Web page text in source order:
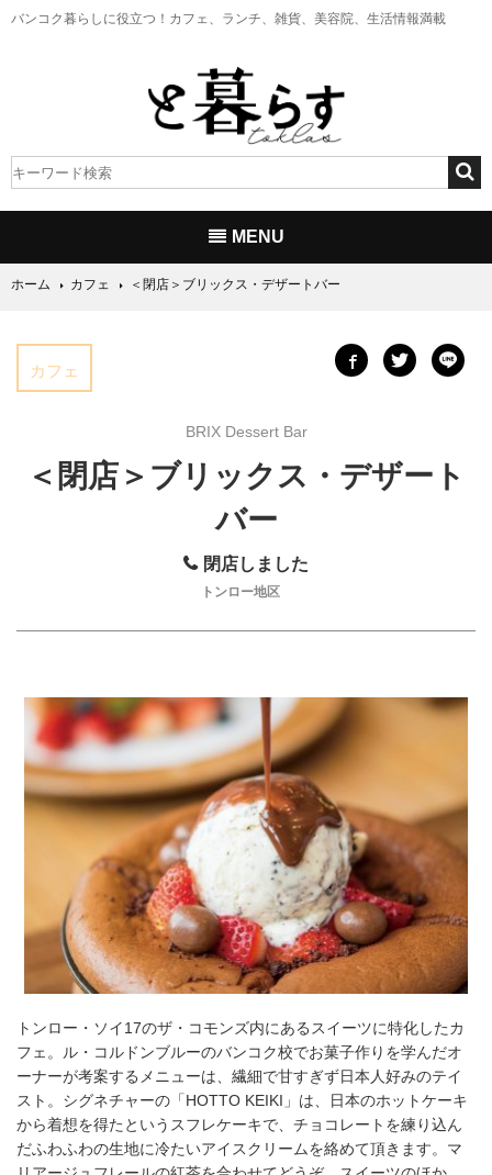
バンコク暮らしに役立つ！ カフェ、ランチ、雑貨、美容院、生活情報満載
MENU
ホーム カフェ ＜閉店＞ブリックス・デザートバー
カフェ
BRIX Dessert Bar
＜閉店＞ブリックス・デザート
バー
閉店しました
トンロー地区
トンロー・ソイ17のザ・コモンズ内にあるスイーツに特化したカ
フェ。ル・コルドンブルーのバンコク校でお菓子作りを学んだオ
ーナーが考案するメニューは、繊細で甘すぎず日本人好みのテイ
スト。シグネチャーの「HOTTO KEIKI」は、日本のホットケーキ
から着想を得たというスフレケーキで、チョコレートを練り込ん
だふわふわの生地に冷たいアイスクリームを絡めて頂きます。マ